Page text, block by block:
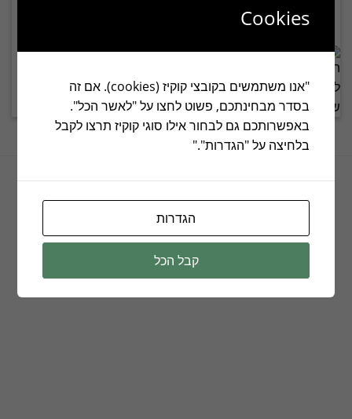
3070312 5W
הוסף לפרויקט שלי הוסף לפרויקט שלי
Cookies
"אנו משתמשים בקובצי קוקיז (cookies). אם זה
בסדר מבחינתכם, פשוט לחצו על "לאשר הכל".
באפשרותכם גם לבחור אילו סוגי קוקיז תרצו לקבל
בלחיצה על "הגדרות"."
הגדרות
קבל הכל